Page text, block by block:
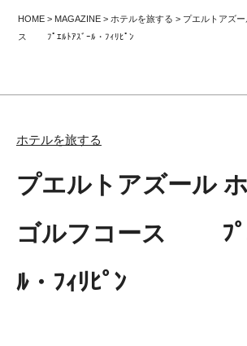
HOME > MAGAZINE > ホテルを旅する > プエルトアズ
ス ﾌﾟｴﾙﾄｱｽﾞｰﾙ・ﾌｨﾘﾋﾟﾝ
ホテルを旅する
プエルトアズール
ゴルフコース ﾌﾟｴ
ﾙ・ﾌｨﾘﾋﾟﾝ